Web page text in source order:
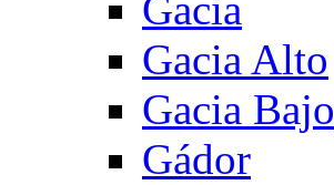
Gacia Alto
Gacia Bajo
Gádor